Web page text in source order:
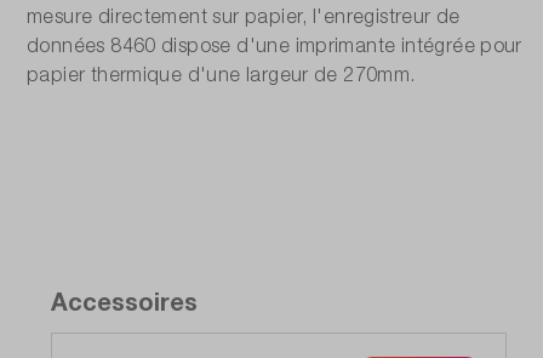
15,4 pouces, écran tactile TFT, 1280 x 800
mesure directement sur papier, l'enregistreur de
données 8460 dispose d'une imprimante intégrée pour
papier thermique d'une largeur de 270mm.
Accessoires